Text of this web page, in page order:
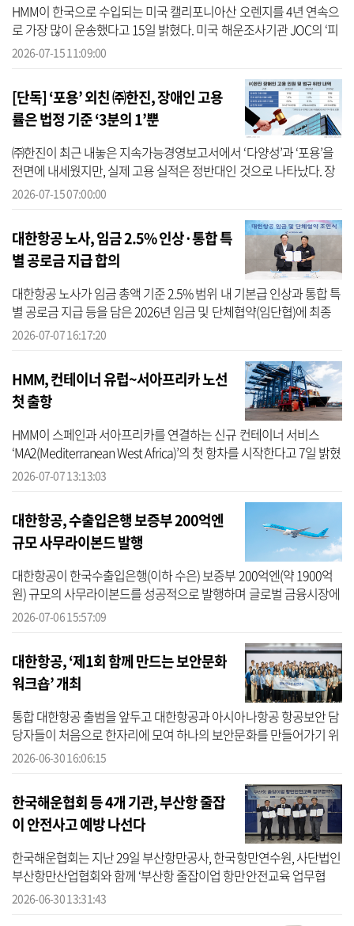
HMM이 한국으로 수입되는 미국 캘리포니아산 오렌지를 4년 연속으
로 가장 많이 운송했다고 15일 밝혔다. 미국 해운조사기관 JOC의 ‘피
어스 데이터(Piers Data)’에 따르면 올해 한국으로 수입된 캘리포니아
2026-07-15 11:09:00
[단독] ‘포용’ 외친 ㈜한진, 장애인 고용
률은 법정 기준 ‘3분의 1’뿐
㈜한진이 최근 내놓은 지속가능경영보고서에서 ‘다양성’과 ‘포용’을
전면에 내세웠지만, 실제 고용 실적은 정반대인 것으로 나타났다. 장
애인 고용 인원이 3년째 제자리걸음을 하며 법정 의무고용률의 3분
2026-07-15 07:00:00
대한항공 노사, 임금 2.5% 인상·통합 특
별 공로금 지급 합의
대한항공 노사가 임금 총액 기준 2.5% 범위 내 기본급 인상과 통합 특
별 공로금 지급 등을 담은 2026년 임금 및 단체협약(임단협)에 최종
합의했다. 대한항공은 7일 서울 강서구 대한항공 본사에서 우기홍 대
2026-07-07 16:17:20
HMM, 컨테이너 유럽~서아프리카 노선
첫 출항
HMM이 스페인과 서아프리카를 연결하는 신규 컨테이너 서비스
‘MA2(Mediterranean West Africa)’의 첫 항차를 시작한다고 7일 밝혔
다. MA2 서비스는 최원혁 사장 부임 이후 컨테이너 부문 전략으로 수
2026-07-07 13:13:03
대한항공, 수출입은행 보증부 200억엔
규모 사무라이본드 발행
대한항공이 한국수출입은행(이하 수은) 보증부 200억엔(약 1900억
원) 규모의 사무라이본드를 성공적으로 발행하며 글로벌 금융시장에
서 우수한 신용도와 성장성을 다시 한번 입증했다. 사무라이본드는
2026-07-06 15:57:09
대한항공, ‘제1회 함께 만드는 보안문화
워크숍’ 개최
통합 대한항공 출범을 앞두고 대한항공과 아시아나항공 항공보안 담
당자들이 처음으로 한자리에 모여 하나의 보안문화를 만들어가기 위
한 소통의 장을 마련했다. 대한항공은 최근 서울 강서구 대한항공 본
2026-06-30 16:06:15
한국해운협회 등 4개 기관, 부산항 줄잡
이 안전사고 예방 나선다
한국해운협회는 지난 29일 부산항만공사, 한국항만연수원, 사단법인
부산항만산업협회와 함께 ‘부산항 줄잡이업 항만안전교육 업무협
약’을 체결했다고 30일 밝혔다. 이번 협약은 선박이 부두에 접안하거
2026-06-30 13:31:43